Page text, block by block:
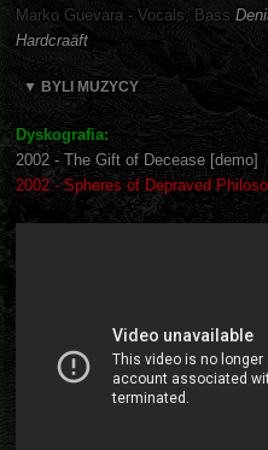
Marko Guevara - Vocals, Bass
Hardcraäft
▼ BYLI MUZYCY
Dyskografia:
2002 - The Gift of Decease [demo]
2002 - Spheres of Depraved